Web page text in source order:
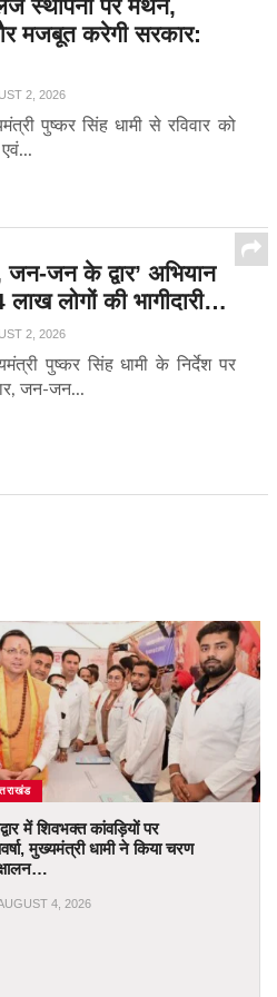
स्थापना पर मंथन,
मजबूत करेगी सरकार:
2, 2026
पुष्कर सिंह धामी से रविवार को
जन के द्वार’ अभियान
लोगों की भागीदारी…
2, 2026
पुष्कर सिंह धामी के निर्देश पर
जन-जन...
में शिवभक्त कांवड़ियों पर
मुख्यमंत्री धामी ने किया चरण
4, 2026